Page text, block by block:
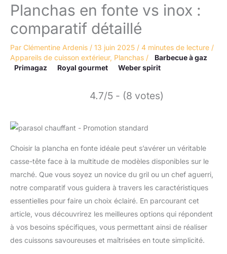
Planchas en fonte vs inox :
comparatif détaillé
Par Clémentine Ardenis / 13 juin 2025 / 4 minutes de lecture /
Appareils de cuisson extérieur, Planchas /
Barbecue à gaz
Primagaz
Royal gourmet Weber spirit
4.7/5 - (8 votes)
Choisir la plancha en fonte idéale peut s’avérer un véritable
casse-tête face à la multitude de modèles disponibles sur le
marché. Que vous soyez un novice du gril ou un chef aguerri,
notre comparatif vous guidera à travers les caractéristiques
essentielles pour faire un choix éclairé. En parcourant cet
article, vous découvrirez les meilleures options qui répondent
à vos besoins spécifiques, vous permettant ainsi de réaliser
des cuissons savoureuses et maîtrisées en toute simplicité.